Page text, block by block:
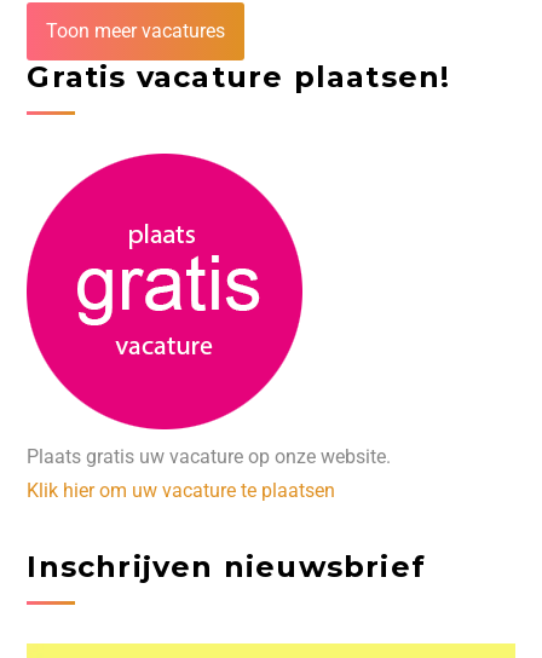
Toon meer vacatures
Gratis vacature plaatsen!
Plaats gratis uw vacature op onze website.
Klik hier om uw vacature te plaatsen
Inschrijven nieuwsbrief